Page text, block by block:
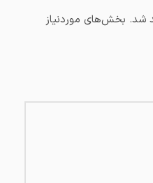
شد. بخش‌های موردنیاز